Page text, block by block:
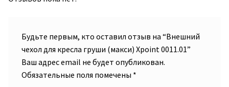
Будьте первым, кто оставил отзыв на “Внешний
чехол для кресла груши (макси) Xpoint 0011.01”
Ваш адрес email не будет опубликован.
Обязательные поля помечены *